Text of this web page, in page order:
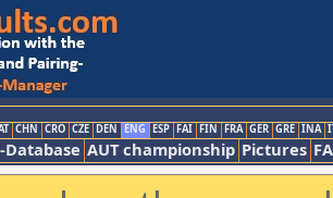
CHN CRO CZE DEN ENG ESP FAI FIN FRA GER GRE INA
AUT championship Pictures